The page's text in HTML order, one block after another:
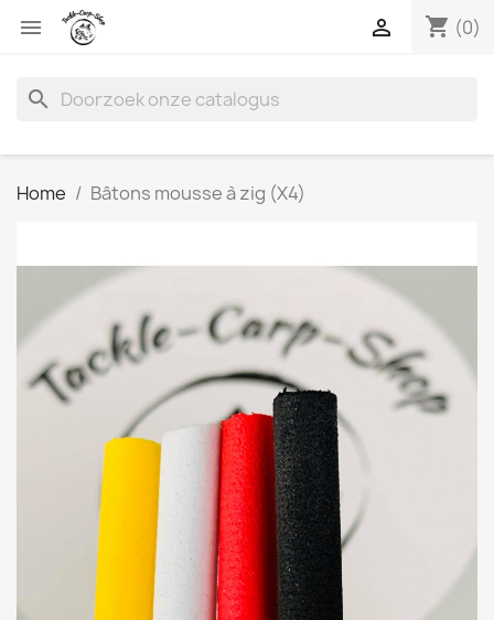
 shopping_cart (0)

search
Home Bâtons mousse à zig (X4)